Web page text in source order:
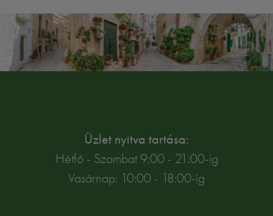
Üzlet nyitva tartása:
Hétfő - Szombat 9:00 - 21:00-ig
Vasárnap: 10:00 - 18:00-ig